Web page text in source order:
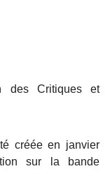
des Critiques et
créée en janvier
sur la bande